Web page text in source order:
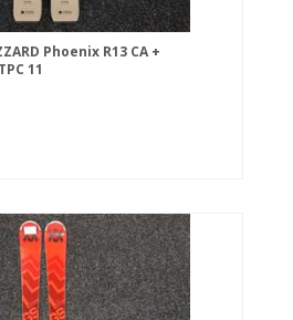
Phoenix R13 CA +
11